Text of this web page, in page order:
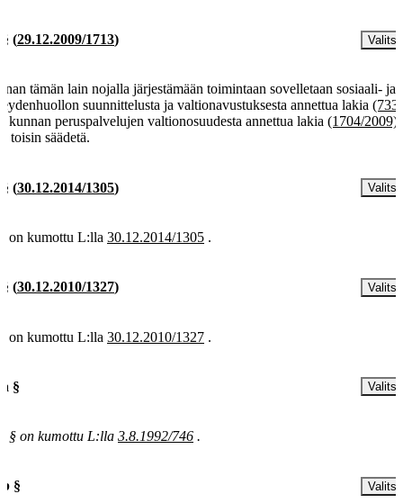
(29.12.2009/1713)
tämän lain nojalla järjestämään toimintaan sovelletaan sosiaali- ja
suunnittelusta ja valtionavustuksesta annettua lakia
kunnan peruspalvelujen valtionosuudesta annettua lakia (1704/2009)
toisin säädetä.
(30.12.2014/1305)
on kumottu L:lla 30.12.2014/1305 .
(30.12.2010/1327)
on kumottu L:lla 30.12.2010/1327 .
§
§ on kumottu L:lla 3.8.1992/746 .
§